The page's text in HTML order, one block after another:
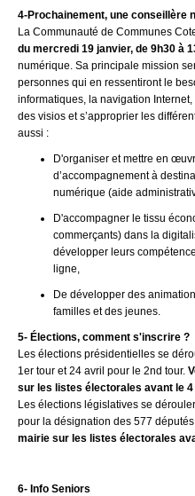
4-Prochainement, une conseillère
La Communauté de Communes
du mercredi 19 janvier, de 9h30 à
numérique. Sa principale mission
personnes qui en ressentiront le
informatiques, la navigation
des visios et s’approprier les
aussi :
D'organiser et mettre en
d’accompagnement à
numérique (aide
D'accompagner le tissu
commerçants) dans la
développer leurs
ligne,
De développer des
familles et des jeunes.
5- Élections, comment s'inscrire ?
Les élections présidentielles se
1er tour et 24 avril pour le 2nd tour.
sur les listes électorales avant le
Les élections législatives se
pour la désignation des 577
mairie sur les listes électorales
6- Info Seniors